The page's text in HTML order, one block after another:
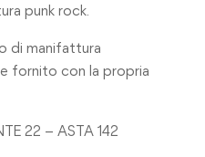
punk rock.
di manifattura
fornito con la propria
22 – ASTA 142